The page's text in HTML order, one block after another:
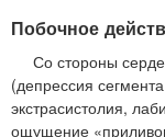
Побочное
Со стороны
(депрессия
экстрасистолия,
ощущение